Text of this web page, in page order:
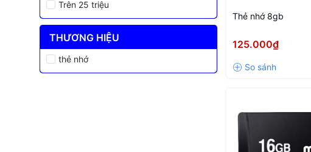
Trên 25 triệu
THƯƠNG HIỆU
thẻ nhớ
Thẻ nhớ 8gb
125.000₫